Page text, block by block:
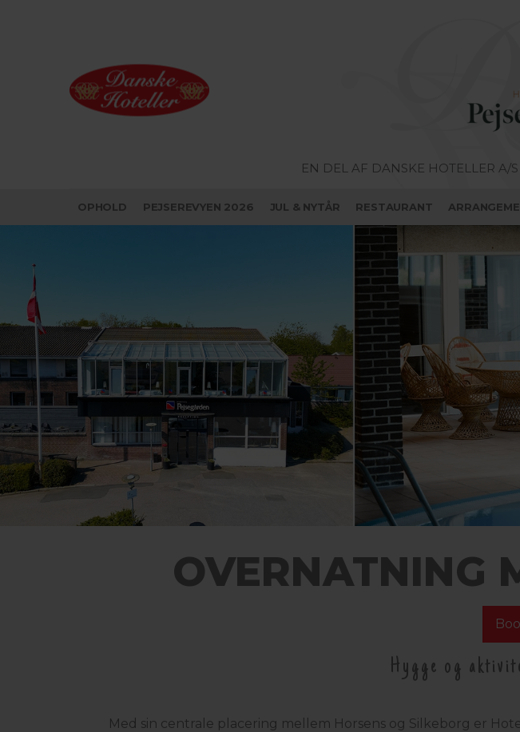
EN DEL AF DANSKE HOTELLER A/S
OPHOLD PEJSEREVYEN 2026 JUL & NYTÅR RESTAURANT
OVERNATNING
Hygge og
Med sin centrale placering mellem Horsens og Silkeborg er